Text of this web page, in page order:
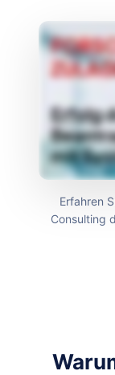
Erfahren
Consulting